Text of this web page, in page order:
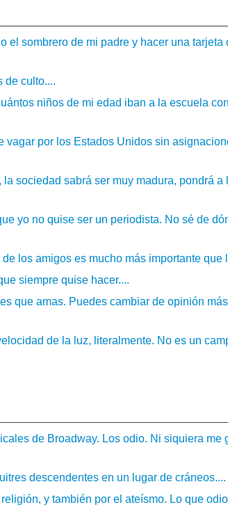
el sombrero de mi padre y hacer una tarjeta
de culto....
niños de mi edad iban a la escuela
vagar por los Estados Unidos sin
sociedad sabrá ser muy madura, pondrá a
yo no quise ser un periodista. No sé de
los amigos es mucho más importante que
siempre quise hacer....
que amas. Puedes cambiar de opinión
de la luz, literalmente. No es un
de Broadway. Los odio. Ni siquiera me
descendentes en un lugar de cráneos....
y también por el ateísmo. Lo que